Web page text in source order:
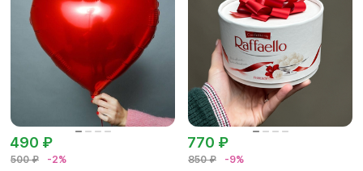
500 ₽ -2%
490 ₽
850 ₽ -9%
770 ₽